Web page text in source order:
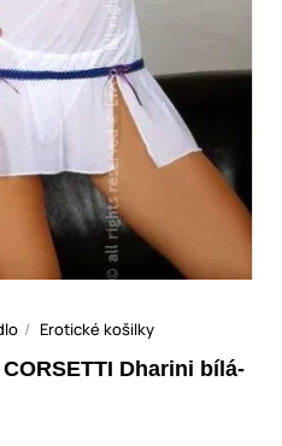
Erotické košilky
Dharini bílá-